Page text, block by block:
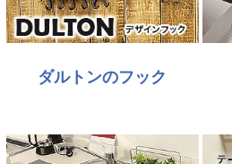
ダルトンのフック